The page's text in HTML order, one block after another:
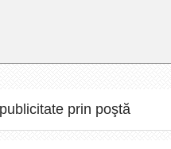
prin poştă